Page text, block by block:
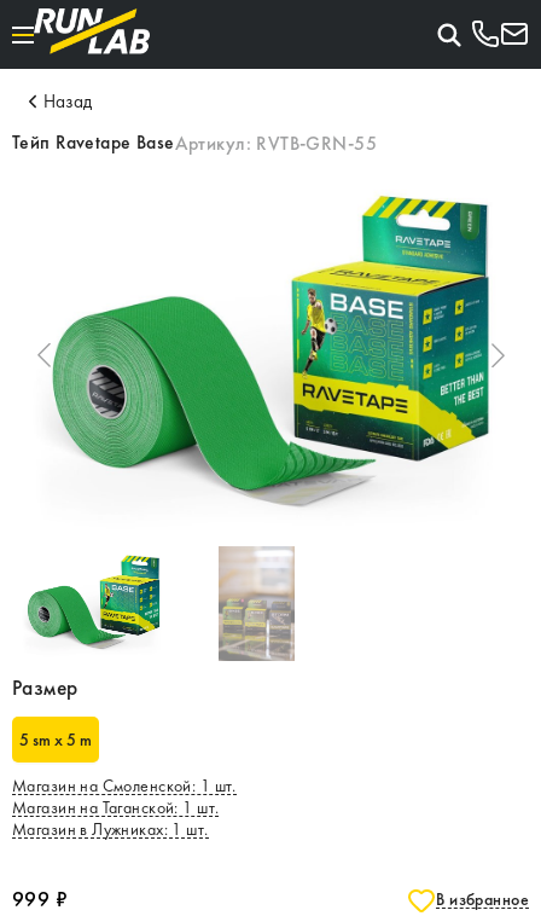
Назад
Тейп Ravetape BaseАртикул: RVTB-GRN-55
Размер
5 sm x 5 m
Магазин на Смоленской: 1 шт.
Магазин на Таганской: 1 шт.
Магазин в Лужниках: 1 шт.
999 ₽ В избранное